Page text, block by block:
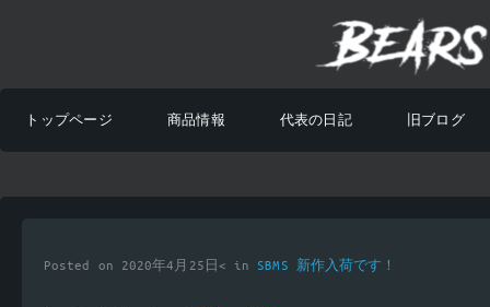
トップページ 商品情報 代表の日記 旧ブログ
Posted on 2020年4月25日< in SBMS 新作入荷です！